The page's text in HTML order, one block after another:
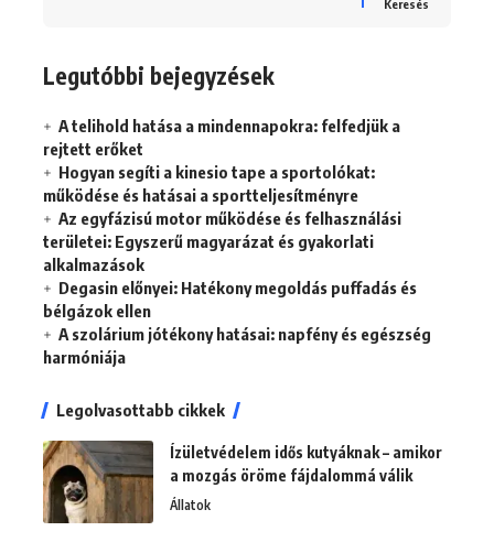
Keresés
Legutóbbi bejegyzések
A telihold hatása a mindennapokra: felfedjük a
rejtett erőket
Hogyan segíti a kinesio tape a sportolókat:
működése és hatásai a sportteljesítményre
Az egyfázisú motor működése és felhasználási
területei: Egyszerű magyarázat és gyakorlati
alkalmazások
Degasin előnyei: Hatékony megoldás puffadás és
bélgázok ellen
A szolárium jótékony hatásai: napfény és egészség
harmóniája
Legolvasottabb cikkek
Ízületvédelem idős kutyáknak – amikor
a mozgás öröme fájdalommá válik
Állatok